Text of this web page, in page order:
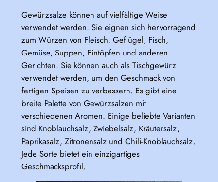
Gewürzsalze können auf vielfältige Weise
verwendet werden. Sie eignen sich hervorragend
zum Würzen von Fleisch, Geflügel, Fisch,
Gemüse, Suppen, Eintöpfen und anderen
Gerichten. Sie können auch als Tischgewürz
verwendet werden, um den Geschmack von
fertigen Speisen zu verbessern. Es gibt eine
breite Palette von Gewürzsalzen mit
verschiedenen Aromen. Einige beliebte Varianten
sind Knoblauchsalz, Zwiebelsalz, Kräutersalz,
Paprikasalz, Zitronensalz und Chili-Knoblauchsalz.
Jede Sorte bietet ein einzigartiges
Geschmacksprofil.